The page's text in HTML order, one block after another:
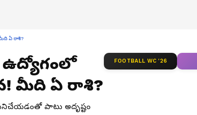
మీది ఏ రాశి?
ఉద్యోగంలో
మీది ఏ రాశి?
పాటు అదృష్టం
FOOTBALL WC '26